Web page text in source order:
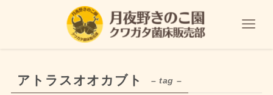
アトラスオオカブト – tag –